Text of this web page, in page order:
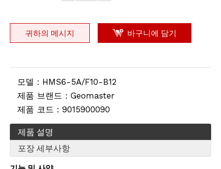
귀하의 메시지 바구니에 담기
모델： HMS6-5A/F10-B12
제품 브랜드： Geomaster
제품 코드： 9015900090
제품 설명
포장 세부사항